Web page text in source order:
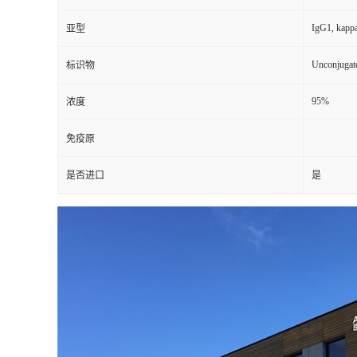
亚型 IgG1,
标识物
浓度 95%
免疫原
是否进口 是